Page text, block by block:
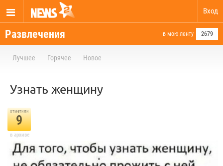
Вход
Развлечения в мою ленту 2679
Лучшее Горячее Новое
Узнать женщину
отметили
9
в архиве